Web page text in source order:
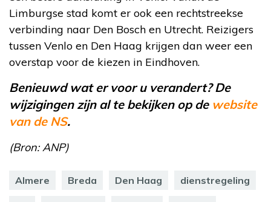
Limburgse stad komt er ook een rechtstreekse
verbinding naar Den Bosch en Utrecht. Reizigers
tussen Venlo en Den Haag krijgen dan weer een
overstap voor de kiezen in Eindhoven.
Benieuwd wat er voor u verandert? De
wijzigingen zijn al te bekijken op de website
van de NS.
(Bron: ANP)
Almere Breda Den Haag dienstregeling